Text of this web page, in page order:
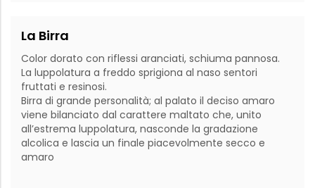
La Birra
Color dorato con riflessi aranciati, schiuma pannosa.
La luppolatura a freddo sprigiona al naso sentori
fruttati e resinosi.
Birra di grande personalità; al palato il deciso amaro
viene bilanciato dal carattere maltato che, unito
all’estrema luppolatura, nasconde la gradazione
alcolica e lascia un finale piacevolmente secco e
amaro